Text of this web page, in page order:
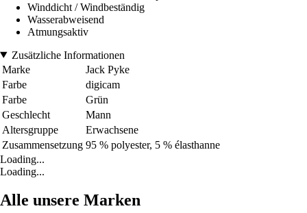
Winddicht / Windbeständig
Wasserabweisend
Atmungsaktiv
Zusätzliche Informationen
Marke
Jack Pyke
Farbe
digicam
Farbe
Grün
Geschlecht
Mann
Altersgruppe
Erwachsene
Zusammensetzung 95 % polyester, 5 % élasthanne
Loading...
Loading...
Alle unsere Marken